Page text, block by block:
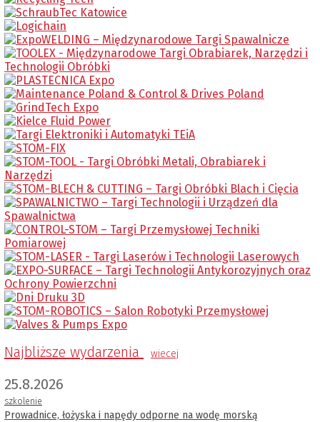
Najbliższe wydarzenia wiecej
25.8.2026
szkolenie
Prowadnice, łożyska i napędy odporne na wodę morską